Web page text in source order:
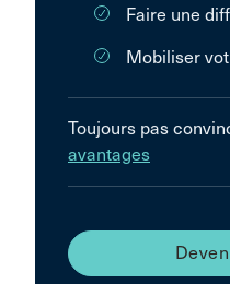
Faire une
Mobiliser
Toujours pas
avantages